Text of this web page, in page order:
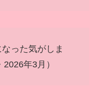
った気がしま
年3月）